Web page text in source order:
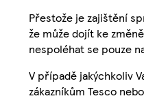
Přestože je zajištění
že může dojít ke
nespoléhat se pouze
V případě jakýchkoliv
zákazníkům Tesco